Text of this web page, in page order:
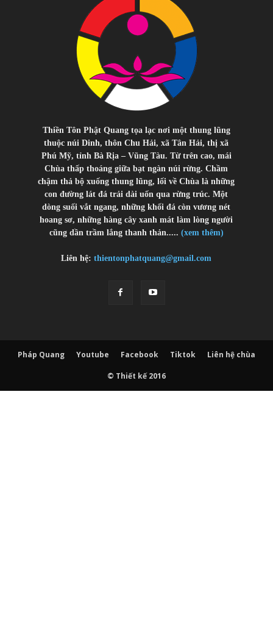
Thiền Tôn Phật Quang tọa lạc nơi một thung lũng
thuộc núi Dinh, thôn Chu Hải, xã Tân Hải, thị xã
Phú Mỹ, tỉnh Bà Rịa – Vũng Tàu. Từ trên cao, mái
Chùa thấp thoáng giữa bạt ngàn núi rừng. Chầm
chậm thả bộ xuống thung lũng, lối về Chùa là những
con đường lát đá trải dài uốn qua rừng trúc. Một
dòng suối vắt ngang, những khối đá còn vương nét
hoang sơ, những hàng cây xanh mát làm lòng người
cũng dần trầm lắng thanh thản..... (xem thêm)
Liên hệ:thientonphatquang@gmail.com
Pháp Quang Youtube Facebook Tiktok Liên hệ chùa
© Thiết kế 2016